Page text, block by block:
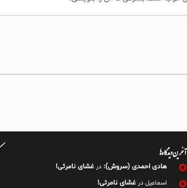
آخرین دیدگاه‌ها
هادی احمدی (سروش): درغشای نامرئی!
اسماعیل درغشای نامرئی!